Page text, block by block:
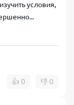
условия,
👍 0 👎 0